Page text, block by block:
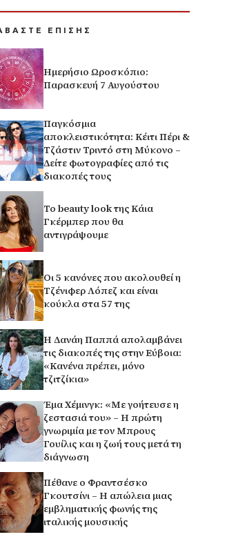
ΕΠΙΣΗΣ
Ημερήσιο Ωροσκόπιο:
Παρασκευή 7 Αυγούστου
Παγκόσμια
αποκλειστικότητα: Κέιτι Πέρι &
Τζάστιν Τριντό στη Μύκονο –
Δείτε φωτογραφίες από τις
διακοπές τους
Το beauty look της Κάια
Γκέρμπερ που θα
αντιγράψουμε
Οι 5 κανόνες που ακολουθεί η
Τζένιφερ Λόπεζ και είναι
κούκλα στα 57 της
Η Δανάη Παππά απολαμβάνει
τις διακοπές της στην Εύβοια:
«Κανένα πρέπει, μόνο
τζιτζίκια»
Έμα Χέμινγκ: «Με γοήτευσε η
ζεστασιά του» – Η πρώτη
γνωριμία με τον Μπρους
Γουίλις και η ζωή τους μετά τη
διάγνωση
Πέθανε ο Φραντσέσκο
Γκουτσίνι – Η απώλεια μιας
εμβληματικής φωνής της
ιταλικής μουσικής